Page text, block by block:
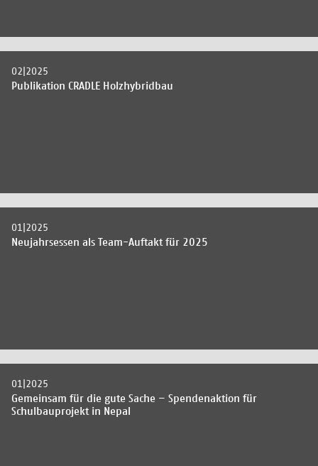
02|2025
Publikation CRADLE Holzhybridbau
01|2025
Neujahrsessen als Team-Auftakt für 2025
01|2025
Gemeinsam für die gute Sache – Spendenaktion für
Schulbauprojekt in Nepal